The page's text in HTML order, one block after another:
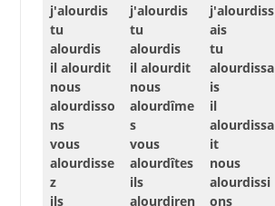
j'alourdis
tu
alourdis
il alourdit
nous
alourdisso
ns
vous
alourdisse
z
ils
j'alourdis
tu
alourdis
il alourdit
nous
alourdîme
s
vous
alourdîtes
ils
alourdiren
j'alourdiss
ais
tu
alourdissa
is
il
alourdissa
it
nous
alourdissi
ons